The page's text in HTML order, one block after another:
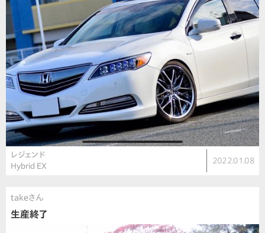
レジェンド
Hybrid EX
2022.01.08
takeさん
生産終了